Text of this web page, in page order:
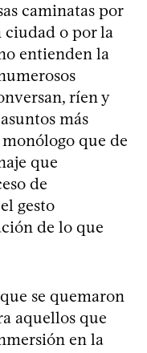
caminatas por
ciudad o por la
entienden la
ríen y
más
que de
que
de
gesto
de lo que
se quemaron
aquellos que
en la